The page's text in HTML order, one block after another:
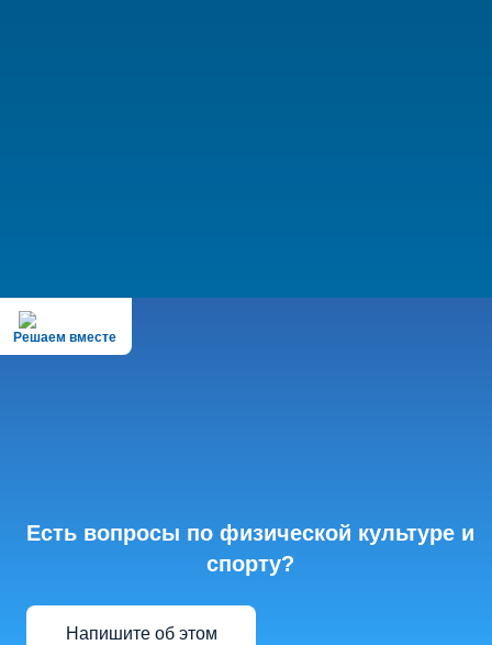
Решаем вместе
Есть вопросы по физической культуре и
спорту?
Напишите об этом